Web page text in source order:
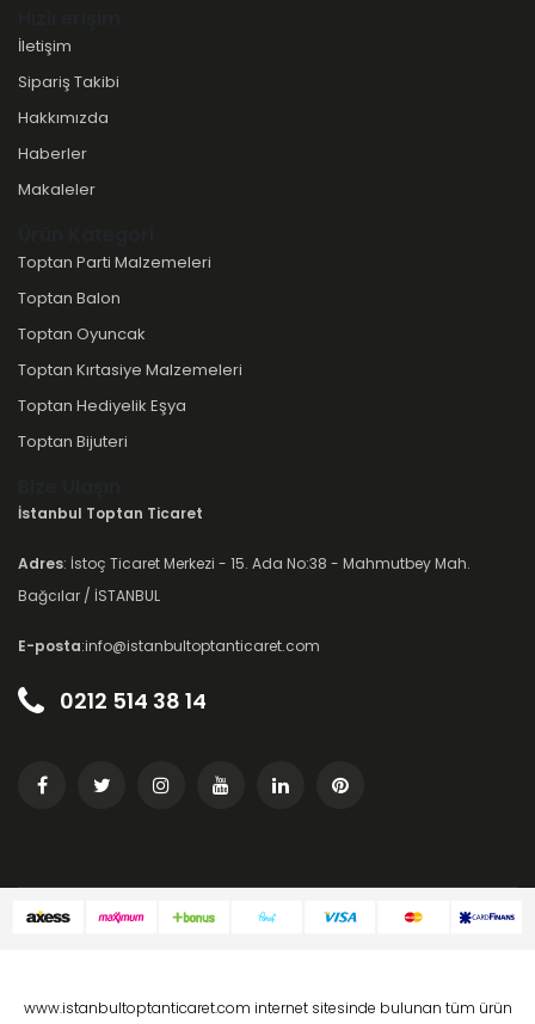
İletişim
Sipariş Takibi
Hakkımızda
Haberler
Makaleler
Toptan Parti Malzemeleri
Toptan Balon
Toptan Oyuncak
Toptan Kırtasiye Malzemeleri
Toptan Hediyelik Eşya
Toptan Bijuteri
İstanbul Toptan Ticaret
Adres: İstoç Ticaret Merkezi - 15. Ada No:38 - Mahmutbey Mah.
Bağcılar / İSTANBUL
E-posta:info@istanbultoptanticaret.com
0212 514 38 14
www.istanbultoptanticaret.com internet sitesinde bulunan tüm ürün